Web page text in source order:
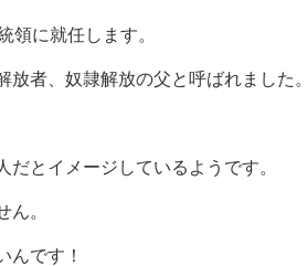
領に就任します。
者、奴隷解放の父と呼ばれました。
とイメージしているようです。
ん。
んです！